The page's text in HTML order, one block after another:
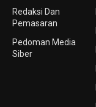
Redaksi Dan
Pemasaran
Pedoman Media
Siber